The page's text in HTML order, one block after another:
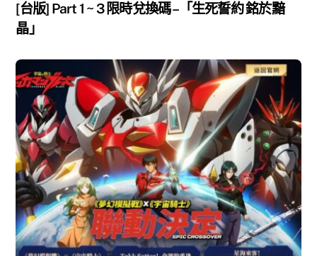
[台版] Part 1 ~ 3 限時兌換碼 –「生死誓約 銘於黯
晶」